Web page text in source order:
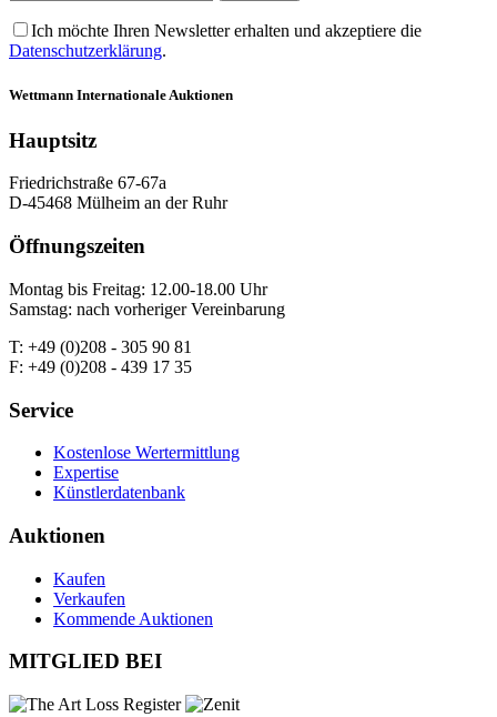
Ich möchte Ihren Newsletter erhalten und akzeptiere die
Datenschutzerklärung.
Wettmann Internationale Auktionen
Hauptsitz
Friedrichstraße 67-67a
D-45468 Mülheim an der Ruhr
Öffnungszeiten
Montag bis Freitag: 12.00-18.00 Uhr
Samstag: nach vorheriger Vereinbarung
T: +49 (0)208 - 305 90 81
F: +49 (0)208 - 439 17 35
Service
Kostenlose Wertermittlung
Expertise
Künstlerdatenbank
Auktionen
Kaufen
Verkaufen
Kommende Auktionen
MITGLIED BEI